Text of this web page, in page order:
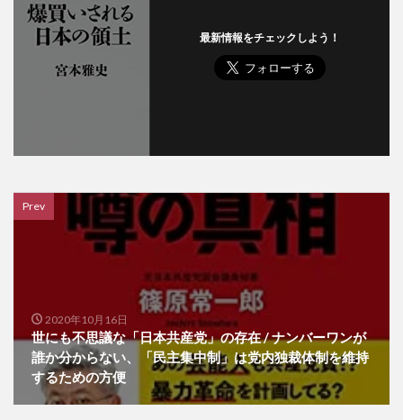
最新情報をチェックしよう！
Prev
2020年10月16日
世にも不思議な「日本共産党」の存在 / ナンバーワンが
誰か分からない、「民主集中制」は党内独裁体制を維持
するための方便